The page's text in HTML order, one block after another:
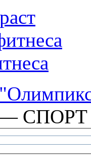
СПОРТ